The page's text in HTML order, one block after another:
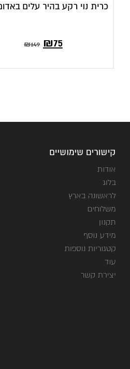
כרית נוי רקע בהיר עלים
₪149 ₪75
קישורים שימושיים
אודות
בלוג
לראשונה בארץ
משלוחים
תקנון
מידע נוסף
קטגוריות נוספות
עוד
יצירת קשר